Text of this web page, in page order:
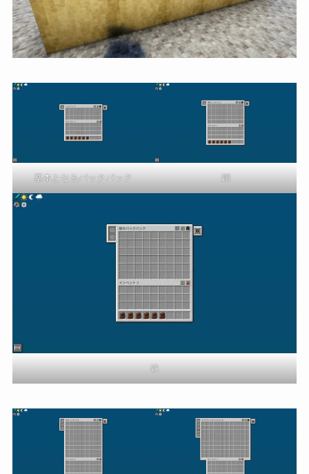
基本となるバックパック 銅
鉄